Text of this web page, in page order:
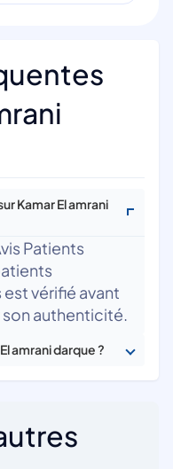
Kamar El amrani
Patients
vérifié avant
authenticité.
amrani darque ?